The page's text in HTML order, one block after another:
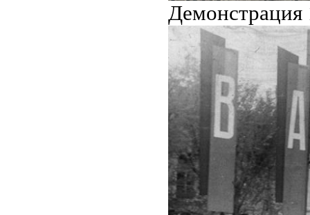
Демонстрация